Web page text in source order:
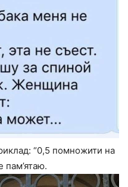
“0,5 помножити на
пам’ятаю.